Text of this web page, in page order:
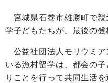
宮城県石巻市雄勝町で親
学子どもたちが、最後の登
公益社団法人モリウミア
いる漁村留学は、都会の
りことを行って共同生活